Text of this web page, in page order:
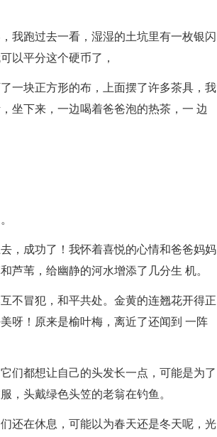
我跑过去一看，湿湿的土坑里有一枚银闪
以平分这个硬币了，
一块正方形的布，上面摆了许多茶具，我
坐下来，一边喝着爸爸泡的热茶，一 边
，成功了！我怀着喜悦的心情和爸爸妈妈
芦苇，给幽静的河水增添了几分生 机。
不冒犯，和平共处。金黄的连翘花开得正
呀！原来是榆叶梅，离近了还闻到 一阵
们都想让自己的头发长一点，可能是为了
，头戴绿色头笠的老翁在钓鱼。
还在休息，可能以为春天还是冬天呢，光